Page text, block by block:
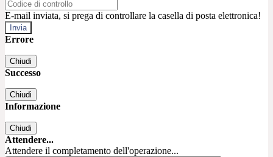
E-mail inviata, si prega di controllare la casella di posta elettronica!
Errore
Chiudi
Successo
Chiudi
Informazione
Chiudi
Attendere...
Attendere il completamento dell'operazione...